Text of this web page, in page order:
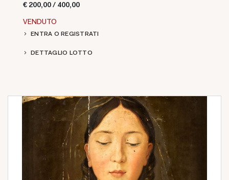
€ 200,00 / 400,00
VENDUTO
ENTRA O REGISTRATI
DETTAGLIO LOTTO